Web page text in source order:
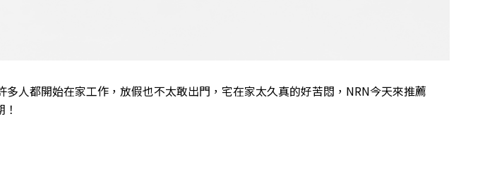
人都開始在家工作，放假也不太敢出門，宅在家太久真的好苦悶，NRN今天來推薦